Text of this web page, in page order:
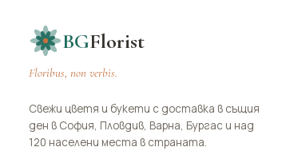
BGFlorist
Floribus, non verbis.
Свежи цветя и букети с доставка в същия
ден в София, Пловдив, Варна, Бургас и над
120 населени места в страната.